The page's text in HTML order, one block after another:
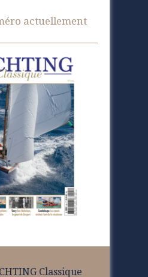
actuellement
Classique